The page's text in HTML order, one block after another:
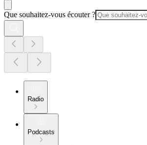
Que souhaitez-vous écouter ?
Radio
Podcasts